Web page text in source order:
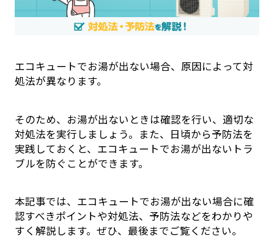
エコキュートでお湯が出ない場合、原因によって対
処法が異なります。
そのため、お湯が出ないときは確認を行い、適切な
対処法を実行しましょう。また、日頃から予防法を
実践しておくと、エコキュートでお湯が出ないトラ
ブルを防ぐことができます。
本記事では、エコキュートでお湯が出ない場合に確
認すべきポイントや対処法、予防法などをわかりや
すく解説します。ぜひ、最後までご覧ください。